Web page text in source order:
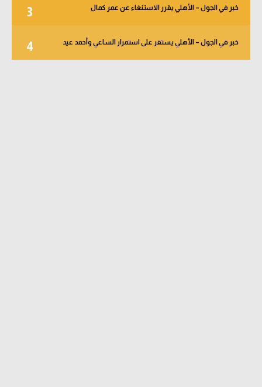
3 خبر في الجول – الأهلي يقرر الاستنغاء عن عمر كمال
4 خبر في الجول – الأهلي يستقر على استمرار الساعي وأحمد عيد